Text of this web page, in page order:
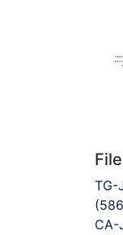
TG-
CA-